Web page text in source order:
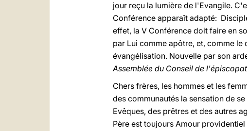
jour reçu la lumière de l'Evangile.
Conférence apparaît adapté:
effet, la V Conférence doit faire en
par Lui comme apôtre, et, comme
évangélisation. Nouvelle par son
Assemblée du Conseil de
Chers frères, les hommes et les
des communautés la sensation de
Evêques, des prêtres et des autres
Père est toujours Amour